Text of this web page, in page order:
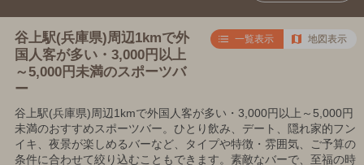
谷上駅(兵庫県)周辺1kmで外
国人客が多い・3,000円以上
～5,000円未満のスポーツバ
ー
一覧表示 地図表示
谷上駅(兵庫県)周辺1kmで外国人客が多い・3,000円以上～5,000円
未満のおすすめスポーツバー。ひとり飲み、デート、隠れ家的フン
イキ、夜景が楽しめるバーなど、タイプや特徴・雰囲気、ご予算の
条件に合わせて絞り込むこともできます。素敵なバーで、至福の時